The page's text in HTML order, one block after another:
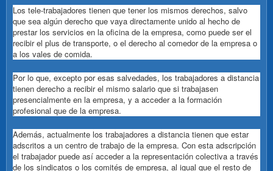
Los tele-trabajadores tienen que tener los mismos derechos, salvo
que sea algún derecho que vaya directamente unido al hecho de
prestar los servicios en la oficina de la empresa, como puede ser el
recibir el plus de transporte, o el derecho al comedor de la empresa o
a los vales de comida.
Por lo que, excepto por esas salvedades, los trabajadores a distancia
tienen derecho a recibir el mismo salario que si trabajasen
presencialmente en la empresa, y a acceder a la formación
profesional que de la empresa.
Además, actualmente los trabajadores a distancia tienen que estar
adscritos a un centro de trabajo de la empresa. Con esta adscripción
el trabajador puede así acceder a la representación colectiva a través
de los sindicatos o los comités de empresa, al igual que el resto de